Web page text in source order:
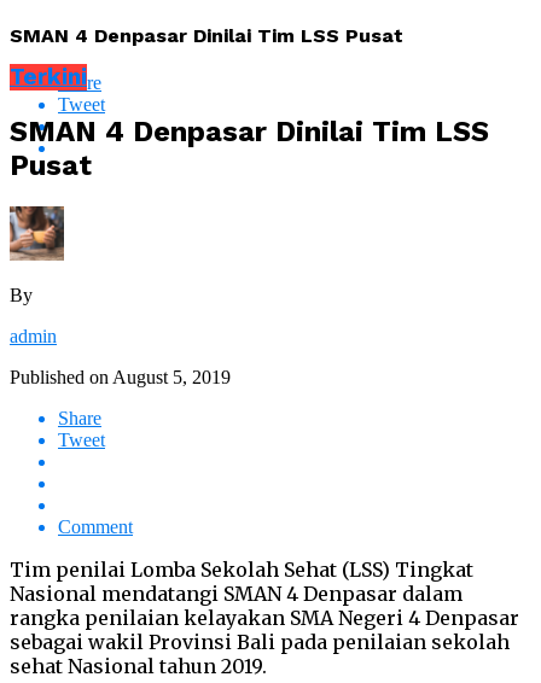
SMAN 4 Denpasar Dinilai Tim LSS Pusat
Share
Tweet
Terkini
SMAN 4 Denpasar Dinilai Tim LSS
Pusat
By
admin
Published on August 5, 2019
Share
Tweet
Comment
Tim penilai Lomba Sekolah Sehat (LSS) Tingkat
Nasional mendatangi SMAN 4 Denpasar dalam
rangka penilaian kelayakan SMA Negeri 4 Denpasar
sebagai wakil Provinsi Bali pada penilaian sekolah
sehat Nasional tahun 2019.